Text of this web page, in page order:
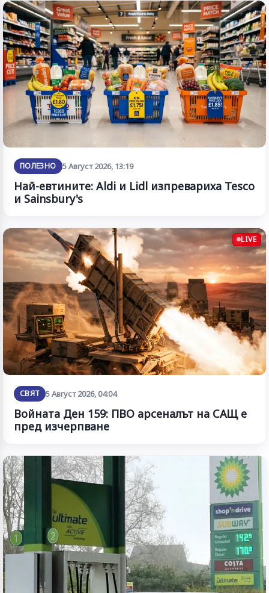
ПОЛЕЗНО 5 Август 2026, 13:19
Най-евтините: Aldi и Lidl изпревариха Tesco
и Sainsbury's
LIVE
СВЯТ 5 Август 2026, 04:04
Войната Ден 159: ПВО арсеналът на САЩ е
пред изчерпване